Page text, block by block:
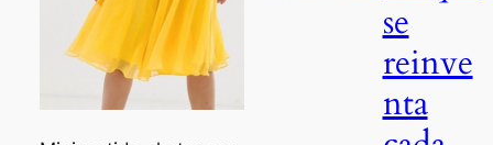
se
reinve
nta